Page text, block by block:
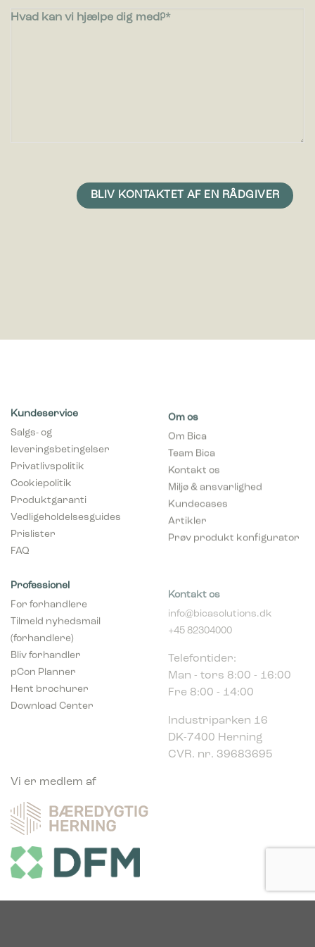
Hvad kan vi hjælpe dig med?
Kundeservice
Salgs- og
leveringsbetingelser
Privatlivspolitik
Cookiepolitik
Produktgaranti
Vedligeholdelsesguides
Prislister
FAQ
Om os
Om Bica
Team Bica
Kontakt os
Miljø & ansvarlighed
Kundecases
Artikler
Prøv produkt konfigurator
Professionel
For forhandlere
Tilmeld nyhedsmail
(forhandlere)
Bliv forhandler
pCon Planner
Hent brochurer
Download Center
+45 82304000
Man - tors 8:00 - 16:00
Fre 8:00 - 14:00
DK-7400 Herning
CVR. nr. 39683695
Vi er medlem af